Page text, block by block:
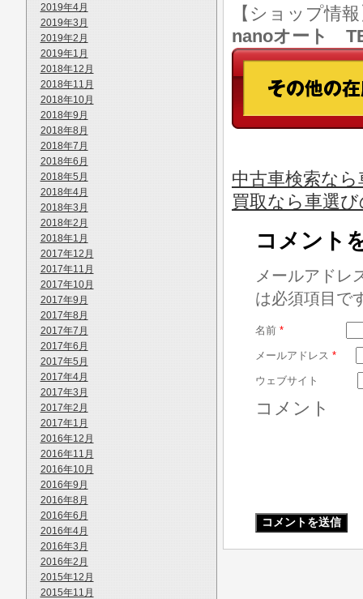
2019年4月
2019年3月
2019年2月
2019年1月
2018年12月
2018年11月
2018年10月
2018年9月
2018年8月
2018年7月
2018年6月
2018年5月
2018年4月
2018年3月
2018年2月
2018年1月
2017年12月
2017年11月
2017年10月
2017年9月
2017年8月
2017年7月
2017年6月
2017年5月
2017年4月
2017年3月
2017年2月
2017年1月
2016年12月
2016年11月
2016年10月
2016年9月
2016年8月
2016年6月
2016年4月
2016年3月
2016年2月
2015年12月
2015年11月
【ショップ情
nanoオート
中古車検索な
買取なら車選
コメント
メールアドレ
は必須項目で
名前 *
メールアドレス *
ウェブサイト
コメント